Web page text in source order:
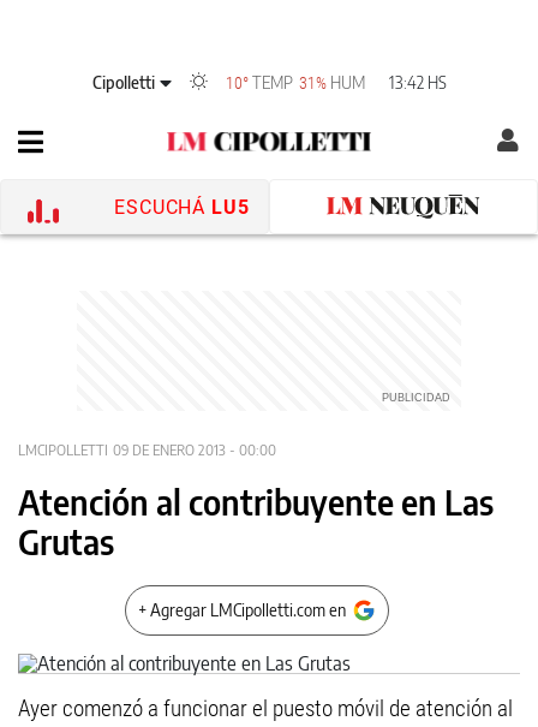
Cipolletti 10° TEMP 31% HUM 13:42 HS
ESCUCHÁ LU5
LMCIPOLLETTI 09 DE ENERO 2013 - 00:00
Atención al contribuyente en Las
Grutas
+ Agregar LMCipolletti.com en
Ayer comenzó a funcionar el puesto móvil de atención al